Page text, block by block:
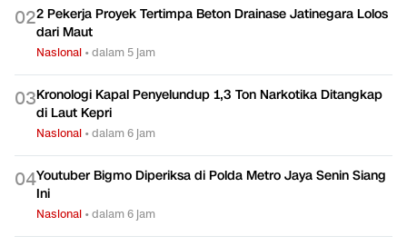
022 Pekerja Proyek Tertimpa Beton Drainase Jatinegara Lolos
dari Maut
Nasional •dalam 5 jam
03Kronologi Kapal Penyelundup 1,3 Ton Narkotika Ditangkap
di Laut Kepri
Nasional •dalam 6 jam
04Youtuber Bigmo Diperiksa di Polda Metro Jaya Senin Siang
Ini
Nasional •dalam 6 jam